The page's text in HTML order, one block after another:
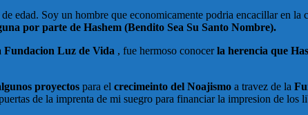
edad. Soy un hombre que economicamente podria encacillar en
por parte de Hashem (Bendito Sea Su Santo Nombre).
Fundacion Luz de Vida , fue hermoso conocerla herencia que
proyectos para el crecimeinto del Noajismo a travez de la
de la imprenta de mi suegro para financiar la impresion de los